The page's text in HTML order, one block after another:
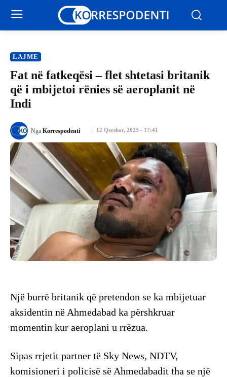
LAJME
Fat në fatkeqësi – flet shtetasi britanik
që i mbijetoi rënies së aeroplanit në
Indi
12 Qershor, 2025 - 17:41
Nga Korrespodenti
Një burrë britanik që pretendon se ka mbijetuar
aksidentin në Ahmedabad ka përshkruar
momentin kur aeroplani u rrëzua.
Sipas rrjetit partner të Sky News, NDTV,
komisioneri i policisë së Ahmedabadit tha se një